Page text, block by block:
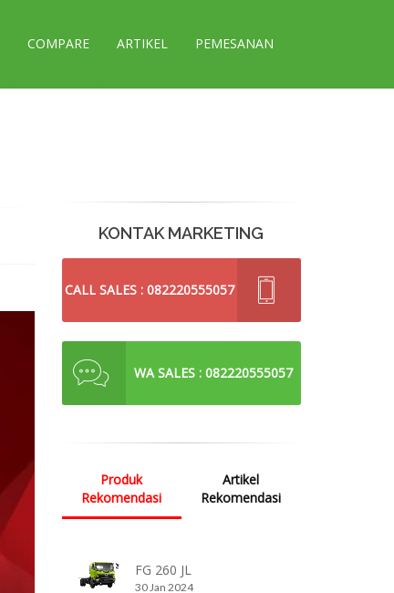
COMPARE ARTIKEL PEMESANAN
KONTAK MARKETING
CALL SALES : 082220555057
WA SALES : 082220555057
Produk
Rekomendasi
Artikel
Rekomendasi
FG 260 JL
30 Jan 2024